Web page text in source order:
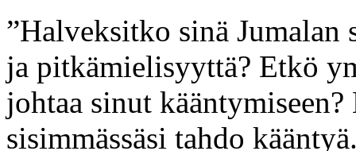
”Halveksitko sinä
ja pitkämielisyyttä? Etkö
johtaa sinut
sisimmässäsi tahdo